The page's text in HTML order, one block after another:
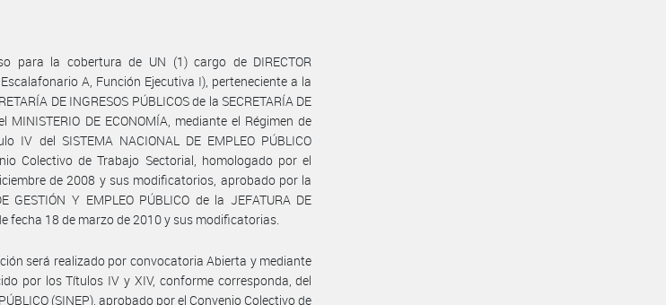
para la cobertura de UN (1) cargo de DIRECTOR
Escalafonario A, Función Ejecutiva I), perteneciente a la
DE INGRESOS PÚBLICOS de la SECRETARÍA DE
DE ECONOMÍA, mediante el Régimen de
IV del SISTEMA NACIONAL DE EMPLEO PÚBLICO
Colectivo de Trabajo Sectorial, homologado por el
de 2008 y sus modificatorios, aprobado por la
GESTIÓN Y EMPLEO PÚBLICO de la JEFATURA DE
fecha 18 de marzo de 2010 y sus modificatorias.
será realizado por convocatoria Abierta y mediante
por los Títulos IV y XIV, conforme corresponda, del
(SINEP), aprobado por el Convenio Colectivo de